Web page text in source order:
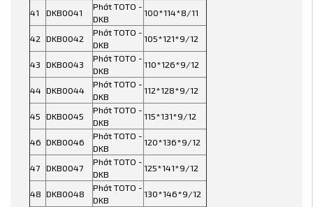
41 DKB0041
Phớt TOTO -
DKB
100*114*8/11
42 DKB0042
Phớt TOTO -
DKB
105*121*9/12
43 DKB0043
Phớt TOTO -
DKB
110*126*9/12
44 DKB0044
Phớt TOTO -
DKB
112*128*9/12
45 DKB0045
Phớt TOTO -
DKB
115*131*9/12
46 DKB0046
Phớt TOTO -
DKB
120*136*9/12
47 DKB0047
Phớt TOTO -
DKB
125*141*9/12
48 DKB0048
Phớt TOTO -
DKB
130*146*9/12